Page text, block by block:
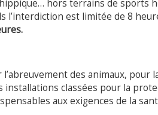
hors terrains de sports
l’interdiction est limitée de 8
des animaux, pour
classées pour la
aux exigences de la